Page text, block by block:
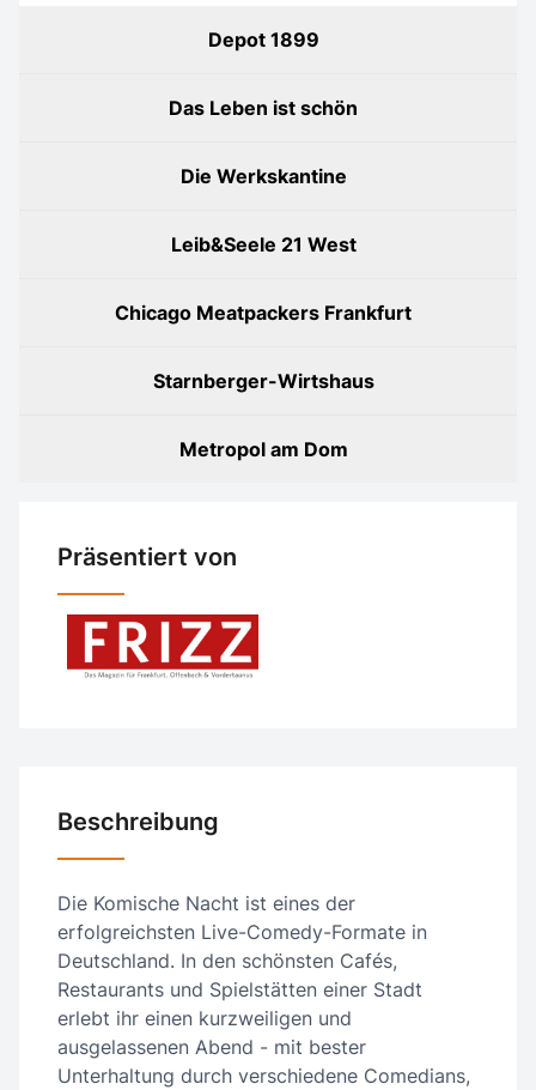
Depot 1899
Das Leben ist schön
Die Werkskantine
Leib&Seele 21 West
Chicago Meatpackers Frankfurt
Starnberger-Wirtshaus
Metropol am Dom
Präsentiert von
Beschreibung
Die Komische Nacht ist eines der
erfolgreichsten Live-Comedy-Formate in
Deutschland. In den schönsten Cafés,
Restaurants und Spielstätten einer Stadt
erlebt ihr einen kurzweiligen und
ausgelassenen Abend - mit bester
Unterhaltung durch verschiedene Comedians,